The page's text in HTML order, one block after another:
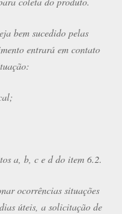
bem sucedido pelas
entrará em contato
a, b, c e d do item 6.2.
ocorrências situações
úteis, a solicitação de